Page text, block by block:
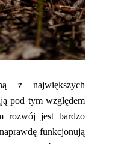
z największych
pod tym względem
rozwój jest bardzo
funkcjonują